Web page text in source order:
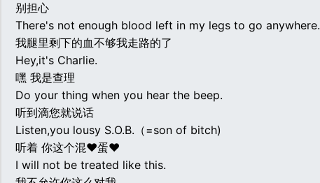
别担心
There's not enough blood left in my legs to go anywhere.
我腿里剩下的血不够我走路的了
Hey,it's Charlie.
嘿 我是查理
Do your thing when you hear the beep.
听到滴您就说话
Listen,you lousy S.O.B.（=son of bitch)
听着 你这个混♥蛋♥
I will not be treated like this.